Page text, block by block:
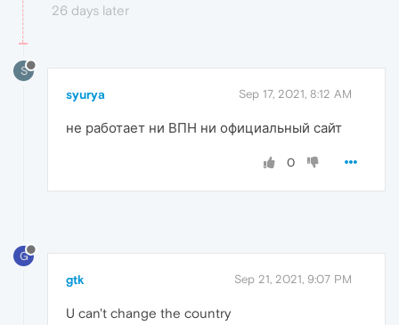
26 days later
S
syurya Sep 17, 2021, 8:12 AM
не работает ни ВПН ни официальный сайт
0
G
gtk Sep 21, 2021, 9:07 PM
U can't change the country